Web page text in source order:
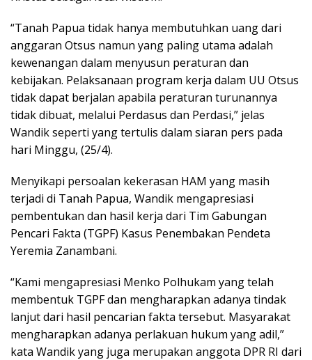
“Tanah Papua tidak hanya membutuhkan uang dari
anggaran Otsus namun yang paling utama adalah
kewenangan dalam menyusun peraturan dan
kebijakan. Pelaksanaan program kerja dalam UU Otsus
tidak dapat berjalan apabila peraturan turunannya
tidak dibuat, melalui Perdasus dan Perdasi,” jelas
Wandik seperti yang tertulis dalam siaran pers pada
hari Minggu, (25/4).
Menyikapi persoalan kekerasan HAM yang masih
terjadi di Tanah Papua, Wandik mengapresiasi
pembentukan dan hasil kerja dari Tim Gabungan
Pencari Fakta (TGPF) Kasus Penembakan Pendeta
Yeremia Zanambani.
“Kami mengapresiasi Menko Polhukam yang telah
membentuk TGPF dan mengharapkan adanya tindak
lanjut dari hasil pencarian fakta tersebut. Masyarakat
mengharapkan adanya perlakuan hukum yang adil,”
kata Wandik yang juga merupakan anggota DPR RI dari